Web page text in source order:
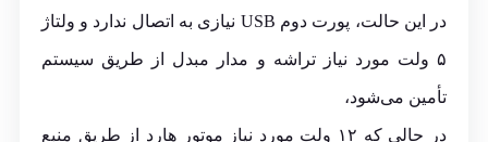
در این حالت، پورت دوم USB نیازی به اتصال ندارد و ولتاژ
۵ ولت مورد نیاز تراشه و مدار مبدل از طریق سیستم
تأمین می‌شود،
در حالی که ۱۲ ولت مورد نیاز موتور هارد از طریق منبع